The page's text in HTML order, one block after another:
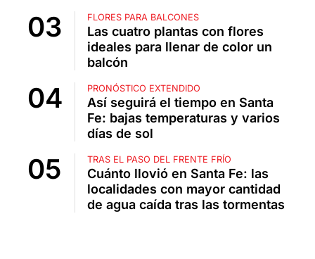
FLORES PARA BALCONES
Las cuatro plantas con flores
ideales para llenar de color un
balcón
PRONÓSTICO EXTENDIDO
Así seguirá el tiempo en Santa
Fe: bajas temperaturas y varios
días de sol
TRAS EL PASO DEL FRENTE FRÍO
Cuánto llovió en Santa Fe: las
localidades con mayor cantidad
de agua caída tras las tormentas